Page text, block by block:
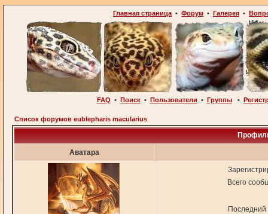
Главная страница • Форум • Галерея •
FAQ • Поиск• Пользователи • Группы•
Список форумов eublepharis macularius
Аватара
Всего
Последний